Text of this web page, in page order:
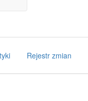
Rejestr zmian